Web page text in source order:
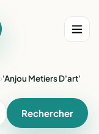
›'Anjou Metiers D'art'
Rechercher